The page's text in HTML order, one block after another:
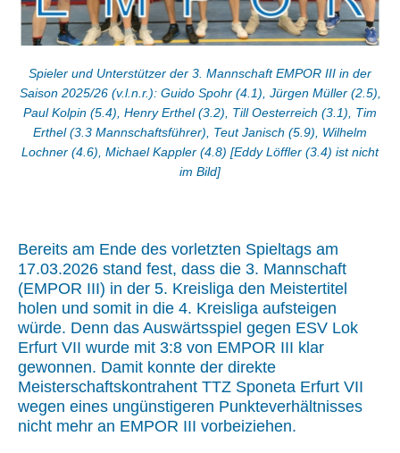
Spieler und Unterstützer der 3. Mannschaft EMPOR III in der
Saison 2025/26 (v.l.n.r.): Guido Spohr (4.1), Jürgen Müller (2.5),
Paul Kolpin (5.4), Henry Erthel (3.2), Till Oesterreich (3.1), Tim
Erthel (3.3 Mannschaftsführer), Teut Janisch (5.9), Wilhelm
Lochner (4.6), Michael Kappler (4.8) [Eddy Löffler (3.4) ist nicht
im Bild]
Bereits am Ende des vorletzten Spieltags am
17.03.2026 stand fest, dass die 3. Mannschaft
(EMPOR III) in der 5. Kreisliga den Meistertitel
holen und somit in die 4. Kreisliga aufsteigen
würde. Denn das Auswärtsspiel gegen ESV Lok
Erfurt VII wurde mit 3:8 von EMPOR III klar
gewonnen. Damit konnte der direkte
Meisterschaftskontrahent TTZ Sponeta Erfurt VII
wegen eines ungünstigeren Punkteverhältnisses
nicht mehr an EMPOR III vorbeiziehen.